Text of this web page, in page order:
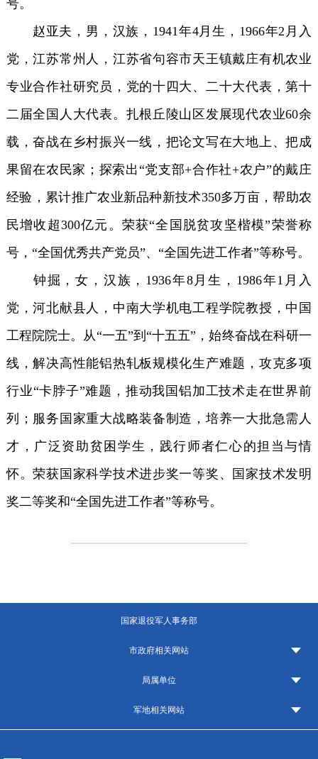
号。
赵亚夫，男，汉族，1941年4月生，1966年2月入
党，江苏常州人，江苏省句容市天王镇戴庄有机农业
专业合作社研究员，党的十四大、二十大代表，第十
二届全国人大代表。扎根丘陵山区发展现代农业60余
载，奋战在乡村振兴一线，把论文写在大地上、把成
果留在农民家；探索出“党支部+合作社+农户”的戴庄
经验，累计推广农业新品种新技术350多万亩，帮助农
民增收超300亿元。荣获“全国脱贫攻坚楷模”荣誉称
号，“全国优秀共产党员”、“全国先进工作者”等称号。
钟掘，女，汉族，1936年8月生，1986年1月入
党，河北献县人，中南大学机电工程学院教授，中国
工程院院士。从“一五”到“十五五”，始终奋战在科研一
线，解决高性能铝热轧板规模化生产难题，攻克多项
行业“卡脖子”难题，推动我国铝加工技术走在世界前
列；服务国家重大战略装备制造，培养一大批急需人
才，广泛资助贫困学生，践行师者仁心的担当与情
怀。荣获国家科学技术进步奖一等奖、国家技术发明
奖二等奖和“全国先进工作者”等称号。
国家退役军人事务部
市政府相关网站
局属单位
军地相关网站